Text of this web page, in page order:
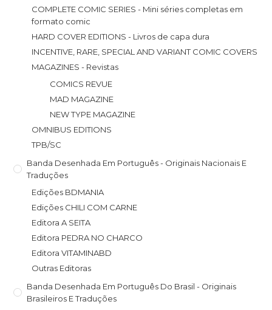
COMPLETE COMIC SERIES - Mini séries completas em
formato comic
HARD COVER EDITIONS - Livros de capa dura
INCENTIVE, RARE, SPECIAL AND VARIANT COMIC COVERS
MAGAZINES - Revistas
COMICS REVUE
MAD MAGAZINE
NEW TYPE MAGAZINE
OMNIBUS EDITIONS
TPB/SC
Banda Desenhada Em Português - Originais Nacionais E
Traduções
Edições BDMANIA
Edições CHILI COM CARNE
Editora A SEITA
Editora PEDRA NO CHARCO
Editora VITAMINABD
Outras Editoras
Banda Desenhada Em Português Do Brasil - Originais
Brasileiros E Traduções